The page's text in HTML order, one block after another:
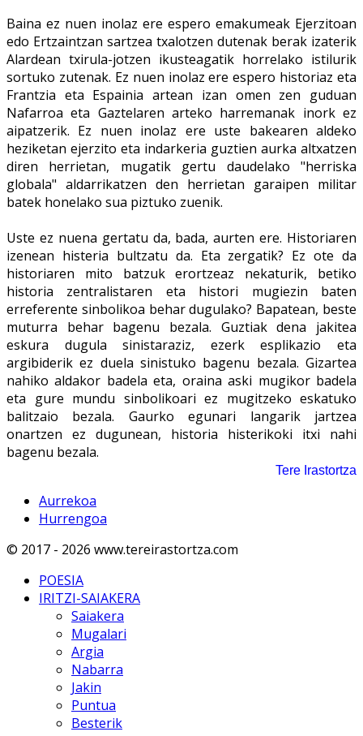
Baina ez nuen inolaz ere espero emakumeak Ejerzitoan
edo Ertzaintzan sartzea txalotzen dutenak berak izaterik
Alardean txirula-jotzen ikusteagatik horrelako istilurik
sortuko zutenak. Ez nuen inolaz ere espero historiaz eta
Frantzia eta Espainia artean izan omen zen guduan
Nafarroa eta Gaztelaren arteko harremanak inork ez
aipatzerik. Ez nuen inolaz ere uste bakearen aldeko
heziketan ejerzito eta indarkeria guztien aurka altxatzen
diren herrietan, mugatik gertu daudelako "herriska
globala" aldarrikatzen den herrietan garaipen militar
batek honelako sua piztuko zuenik.
Uste ez nuena gertatu da, bada, aurten ere. Historiaren
izenean histeria bultzatu da. Eta zergatik? Ez ote da
historiaren mito batzuk erortzeaz nekaturik, betiko
historia zentralistaren eta histori mugiezin baten
erreferente sinbolikoa behar dugulako? Bapatean, beste
muturra behar bagenu bezala. Guztiak dena jakitea
eskura dugula sinistaraziz, ezerk esplikazio eta
argibiderik ez duela sinistuko bagenu bezala. Gizartea
nahiko aldakor badela eta, oraina aski mugikor badela
eta gure mundu sinbolikoari ez mugitzeko eskatuko
balitzaio bezala. Gaurko egunari langarik jartzea
onartzen ez dugunean, historia histerikoki itxi nahi
bagenu bezala.
Tere Irastortza
Aurrekoa
Hurrengoa
© 2017 - 2026 www.tereirastortza.com
POESIA
IRITZI-SAIAKERA
Saiakera
Mugalari
Argia
Nabarra
Jakin
Puntua
Besterik